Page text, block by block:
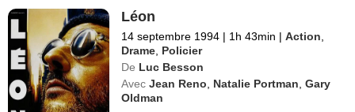
Léon
14 septembre 1994 | 1h 43min | Action
Drame Policier
De Luc Besson
Avec Jean Reno Natalie Portman ,Gary
Oldman